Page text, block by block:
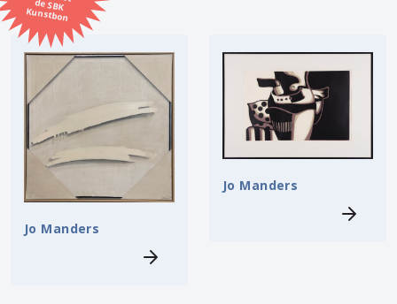
Kunstbon
Kunstenaar
Formaat
Orientatie
Kleur
Zoeken
Jo Manders
Jo Manders